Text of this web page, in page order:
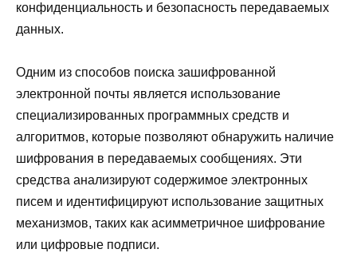
конфиденциальность и безопасность передаваемых
данных.
Одним из способов поиска зашифрованной
электронной почты является использование
специализированных программных средств и
алгоритмов, которые позволяют обнаружить наличие
шифрования в передаваемых сообщениях. Эти
средства анализируют содержимое электронных
писем и идентифицируют использование защитных
механизмов, таких как асимметричное шифрование
или цифровые подписи.